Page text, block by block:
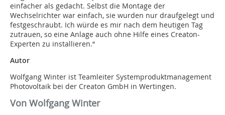
einfacher als gedacht. Selbst die Montage der
Wechselrichter war einfach, sie wurden nur draufgelegt und
festgeschraubt. Ich würde es mir nach dem heutigen Tag
zutrauen, so eine Anlage auch ohne Hilfe eines Creaton-
Experten zu installieren.“
Autor
Wolfgang Winter ist Teamleiter Systemproduktmanagement
Photovoltaik bei der Creaton GmbH in Wertingen.
Von Wolfgang Winter